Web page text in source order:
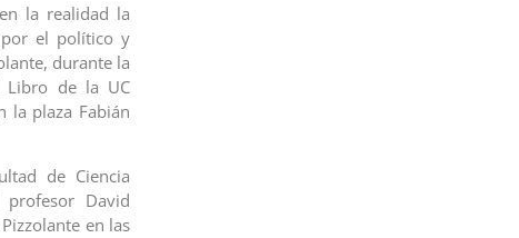
la realidad la
por el político y
durante la
Libro de la UC
la plaza Fabián
de Ciencia
David
en las